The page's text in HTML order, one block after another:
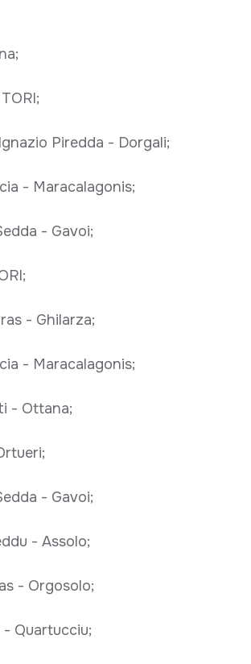
Piredda - Dorgali;
- Maracalagonis;
- Gavoi;
- Ghilarza;
- Maracalagonis;
- Ottana;
- Gavoi;
- Assolo;
- Orgosolo;
- Quartucciu;